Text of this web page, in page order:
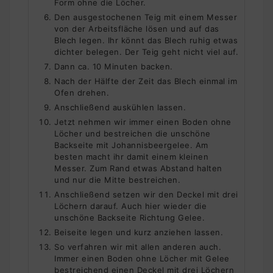
Form ohne die Löcher.
Den ausgestochenen Teig mit einem Messer
von der Arbeitsfläche lösen und auf das
Blech legen. Ihr könnt das Blech ruhig etwas
dichter belegen. Der Teig geht nicht viel auf.
Dann ca. 10 Minuten backen.
Nach der Hälfte der Zeit das Blech einmal im
Ofen drehen.
Anschließend auskühlen lassen.
Jetzt nehmen wir immer einen Boden ohne
Löcher und bestreichen die unschöne
Backseite mit Johannisbeergelee. Am
besten macht ihr damit einem kleinen
Messer. Zum Rand etwas Abstand halten
und nur die Mitte bestreichen.
Anschließend setzen wir den Deckel mit drei
Löchern darauf. Auch hier wieder die
unschöne Backseite Richtung Gelee.
Beiseite legen und kurz anziehen lassen.
So verfahren wir mit allen anderen auch.
Immer einen Boden ohne Löcher mit Gelee
bestreichend einen Deckel mit drei Löchern